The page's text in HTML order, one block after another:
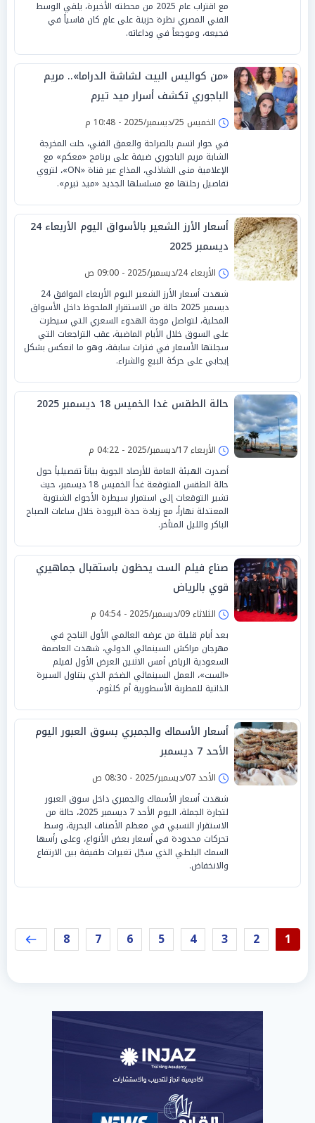
مع اقتراب عام 2025 من محطته الأخيرة، يلقي الوسط
الفني المصري نظرة حزينة على عامٍ كان قاسياً في
فجيعه، وموجعاً في وداعاته.
«من كواليس البيت لشاشة الدراما».. مريم
الباجوري تكشف أسرار ميد تيرم
الخميس 25/ديسمبر/2025 - 10:48 م
في حوار اتسم بالصراحة والعمق الفني، حلت المخرجة
الشابة مريم الباجوري ضيفة على برنامج «معكم» مع
الإعلامية منى الشاذلي، المذاع عبر قناة «ON»، لتروي
تفاصيل رحلتها مع مسلسلها الجديد «ميد تيرم».
أسعار الأرز الشعير بالأسواق اليوم الأربعاء 24
ديسمبر 2025
الأربعاء 24/ديسمبر/2025 - 09:00 ص
شهدت أسعار الأرز الشعير اليوم الأربعاء الموافق 24
ديسمبر 2025 حالة من الاستقرار الملحوظ داخل الأسواق
المحلية، لتواصل موجة الهدوء السعري التي سيطرت
على السوق خلال الأيام الماضية، عقب التراجعات التي
سجلتها الأسعار في فترات سابقة، وهو ما انعكس بشكل
إيجابي على حركة البيع والشراء.
حالة الطقس غدا الخميس 18 ديسمبر 2025
الأربعاء 17/ديسمبر/2025 - 04:22 م
أصدرت الهيئة العامة للأرصاد الجوية بياناً تفصيلياً حول
حالة الطقس المتوقعة غداً الخميس 18 ديسمبر، حيث
تشير التوقعات إلى استمرار سيطرة الأجواء الشتوية
المعتدلة نهاراً، مع زيادة حدة البرودة خلال ساعات الصباح
الباكر والليل المتأخر.
صناع فيلم الست يحظون باستقبال جماهيري
قوي بالرياض
الثلاثاء 09/ديسمبر/2025 - 04:54 م
بعد أيام قليلة من عرضه العالمي الأول الناجح في
مهرجان مراكش السينمائي الدولي، شهدت العاصمة
السعودية الرياض أمس الاثنين العرض الأول لفيلم
«الست»، العمل السينمائي الضخم الذي يتناول السيرة
الذاتية للمطربة الأسطورية أم كلثوم.
أسعار الأسماك والجمبري بسوق العبور اليوم
الأحد 7 ديسمبر
الأحد 07/ديسمبر/2025 - 08:30 ص
شهدت أسعار الأسماك والجمبري داخل سوق العبور
لتجارة الجملة، اليوم الأحد 7 ديسمبر 2025، حالة من
الاستقرار النسبي في معظم الأصناف البحرية، وسط
تحركات محدودة في أسعار بعض الأنواع، وعلى رأسها
السمك البلطي الذي سجّل تغيرات طفيفة بين الارتفاع
والانخفاض.
1
2
3
4
5
6
7
8